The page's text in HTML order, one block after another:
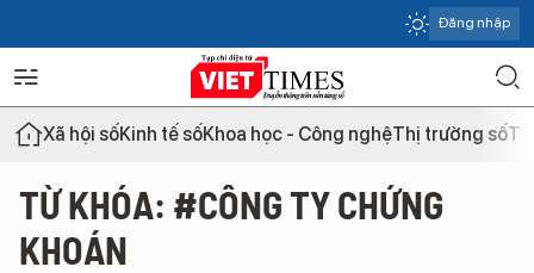
Đăng nhập
Xã hội sốKinh tế sốKhoa học - Công nghệThị trường số
TỪ KHÓA: #CÔNG TY CHỨNG
KHOÁN